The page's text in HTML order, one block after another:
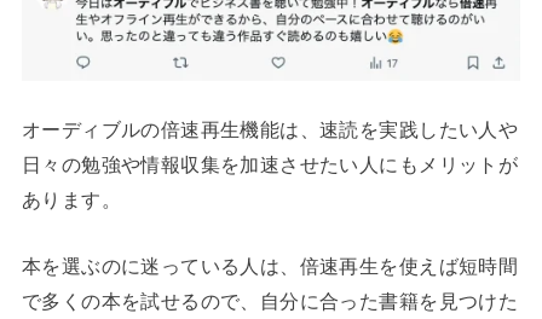
オーディブルの倍速再生機能は、速読を実践したい人や
日々の勉強や情報収集を加速させたい人にもメリットが
あります。
本を選ぶのに迷っている人は、倍速再生を使えば短時間
で多くの本を試せるので、自分に合った書籍を見つけた